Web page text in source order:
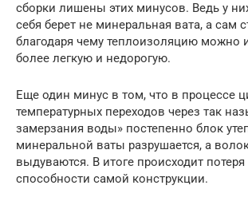
сборки лишены этих минусов. Ведь у
себя берет не минеральная вата, а сам
благодаря чему теплоизоляцию можно
более легкую и недорогую.
Еще один минус в том, что в процессе
температурных переходов через так
замерзания воды» постепенно блок
минеральной ваты разрушается, а
выдуваются. В итоге происходит
способности самой конструкции.